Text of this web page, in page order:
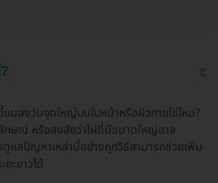
แมลงวันจุดใหญ่บนใบหน้าหรือผิวกายใช่ไหม?
กษณ์ หรือสงสัยว่าไฝที่มีขนาดใหญ่อาจ
แลปัญหาเหล่านี้อย่างถูกวิธีสามารถช่วยเพิ่ม
ะยาวได้